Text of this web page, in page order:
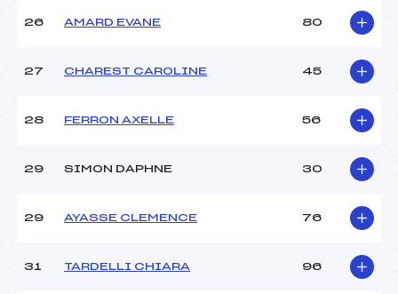
26 AMARD EVANE 80
27 CHAREST CAROLINE 45
28 FERRON AXELLE 56
29 SIMON DAPHNE 30
29 AYASSE CLEMENCE 76
31 TARDELLI CHIARA 96